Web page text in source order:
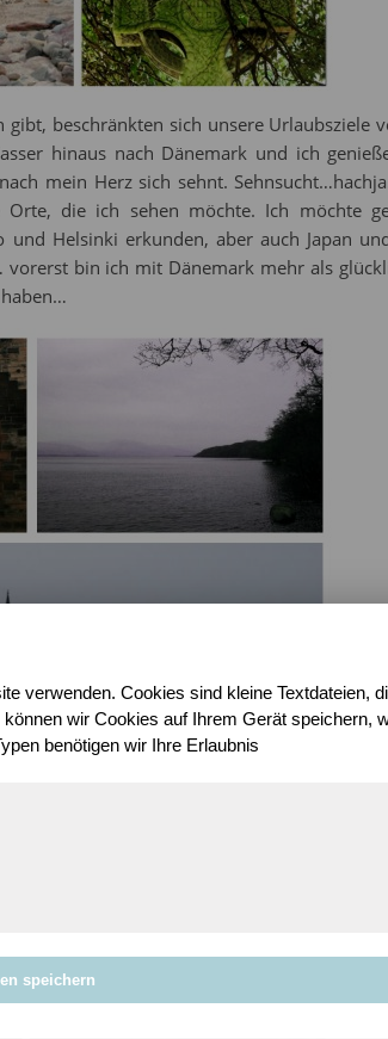
gibt, beschränkten sich unsere Urlaubsziele
hinaus nach Dänemark und ich
mein Herz sich sehnt.
die ich sehen möchte. Ich möchte
und Helsinki erkunden, aber auch Japan
bin ich mit Dänemark mehr als
ich eine kleine Macke. Vielleicht teilt Ihr
Reiseführer, ja wirklich. Der Held
HA…als wir uns mal in Irland verliefen
Reiseführer schon alleine deswegen
die jeweiligen Städte und Länder geliefert
verwenden. Cookies sind kleine Textdateien,
wir Cookies auf Ihrem Gerät speichern,
benötigen wir Ihre Erlaubnis
speichern